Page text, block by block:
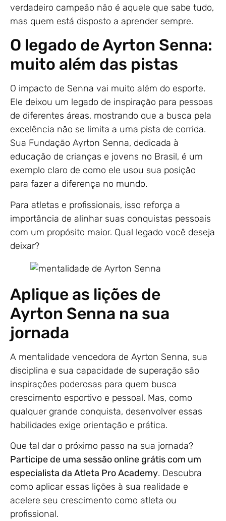
verdadeiro campeão não é aquele que sabe tudo,
mas quem está disposto a aprender sempre.
O legado de Ayrton Senna:
muito além das pistas
O impacto de Senna vai muito além do esporte.
Ele deixou um legado de inspiração para pessoas
de diferentes áreas, mostrando que a busca pela
excelência não se limita a uma pista de corrida.
Sua Fundação Ayrton Senna, dedicada à
educação de crianças e jovens no Brasil, é um
exemplo claro de como ele usou sua posição
para fazer a diferença no mundo.
Para atletas e profissionais, isso reforça a
importância de alinhar suas conquistas pessoais
com um propósito maior. Qual legado você deseja
deixar?
Aplique as lições de
Ayrton Senna na sua
jornada
A mentalidade vencedora de Ayrton Senna, sua
disciplina e sua capacidade de superação são
inspirações poderosas para quem busca
crescimento esportivo e pessoal. Mas, como
qualquer grande conquista, desenvolver essas
habilidades exige orientação e prática.
Que tal dar o próximo passo na sua jornada?
Participe de uma sessão online grátis com um
especialista da Atleta Pro Academy. Descubra
como aplicar essas lições à sua realidade e
acelere seu crescimento como atleta ou
profissional.